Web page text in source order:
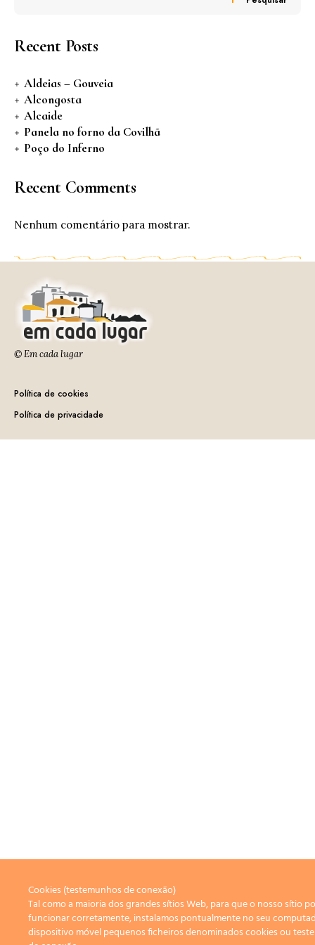
Recent Posts
Aldeias – Gouveia
Alcongosta
Alcaide
Panela no forno da Covilhã
Poço do Inferno
Recent Comments
Nenhum comentário para mostrar.
© Em cada lugar
Política de cookies
Política de privacidade
Cookies (testemunhos de conexão)
Tal como a maioria dos grandes sítios Web, para que o nosso sítio
funcionar corretamente, instalamos pontualmente no seu
dispositivo móvel pequenos ficheiros denominados cookies ou